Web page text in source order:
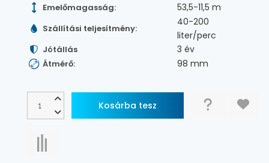
Emelőmagasság: 53,5-11,5 m
Szállítási teljesítmény:
40-200
liter/perc
Jótállás 3 év
Átmérő: 98 mm